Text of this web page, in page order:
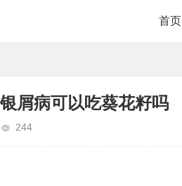
首页
屑病可以吃葵花籽吗
244